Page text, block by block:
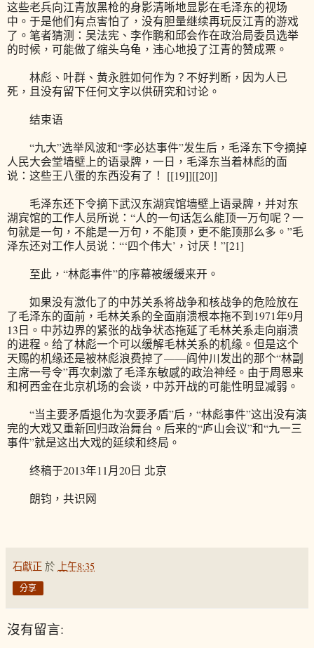
这些老兵向江青放黑枪的身影清晰地显影在毛泽东的视场
中。于是他们有点害怕了，没有胆量继续再玩反江青的游戏
了。笔者猜测：吴法宪、李作鹏和邱会作在政治局委员选举
的时候，可能做了缩头乌龟，违心地投了江青的赞成票。
林彪、叶群、黄永胜如何作为？不好判断，因为人已
死，且没有留下任何文字以供研究和讨论。
结束语
“九大”选举风波和“李必达事件”发生后，毛泽东下令摘掉
人民大会堂墙壁上的语录牌，一日，毛泽东当着林彪的面
说：这些王八蛋的东西没有了！ [[19]][[20]]
毛泽东还下令摘下武汉东湖宾馆墙壁上语录牌，并对东
湖宾馆的工作人员所说：“人的一句话怎么能顶一万句呢？一
句就是一句，不能是一万句，不能顶，更不能顶那么多。”毛
泽东还对工作人员说：“‘四个伟大’，讨厌！”[21]
至此，“林彪事件”的序幕被缓缓来开。
如果没有激化了的中苏关系将战争和核战争的危险放在
了毛泽东的面前，毛林关系的全面崩溃根本拖不到1971年9月
13日。中苏边界的紧张的战争状态拖延了毛林关系走向崩溃
的进程。给了林彪一个可以缓解毛林关系的机缘。但是这个
天赐的机缘还是被林彪浪费掉了——阎仲川发出的那个“林副
主席一号令”再次刺激了毛泽东敏感的政治神经。由于周恩来
和柯西金在北京机场的会谈，中苏开战的可能性明显减弱。
“当主要矛盾退化为次要矛盾”后，“林彪事件”这出没有演
完的大戏又重新回归政治舞台。后来的“庐山会议”和“九一三
事件”就是这出大戏的延续和终局。
终稿于2013年11月20日 北京
朗钧，共识网
石獻正 於 上午8:35
分享
沒有留言: